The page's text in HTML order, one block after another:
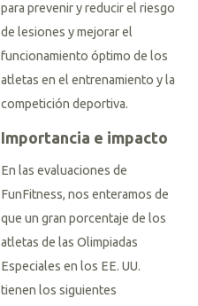
para prevenir y reducir el riesgo
de lesiones y mejorar el
funcionamiento óptimo de los
atletas en el entrenamiento y la
competición deportiva.
Importancia e impacto
En las evaluaciones de
FunFitness, nos enteramos de
que un gran porcentaje de los
atletas de las Olimpiadas
Especiales en los EE. UU.
tienen los siguientes